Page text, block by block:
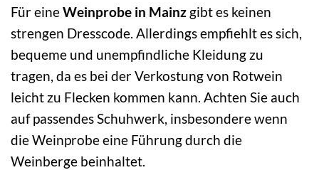
Für eineWeinprobe in Mainz gibt es keinen
strengen Dresscode. Allerdings empfiehlt es sich,
bequeme und unempfindliche Kleidung zu
tragen, da es bei der Verkostung von Rotwein
leicht zu Flecken kommen kann. Achten Sie auch
auf passendes Schuhwerk, insbesondere wenn
die Weinprobe eine Führung durch die
Weinberge beinhaltet.